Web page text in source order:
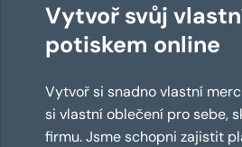
Vytvoř svůj
potiskem online
Vytvoř si snadno vlastní
si vlastní oblečení pro sebe,
firmu. Jsme schopni zajistit